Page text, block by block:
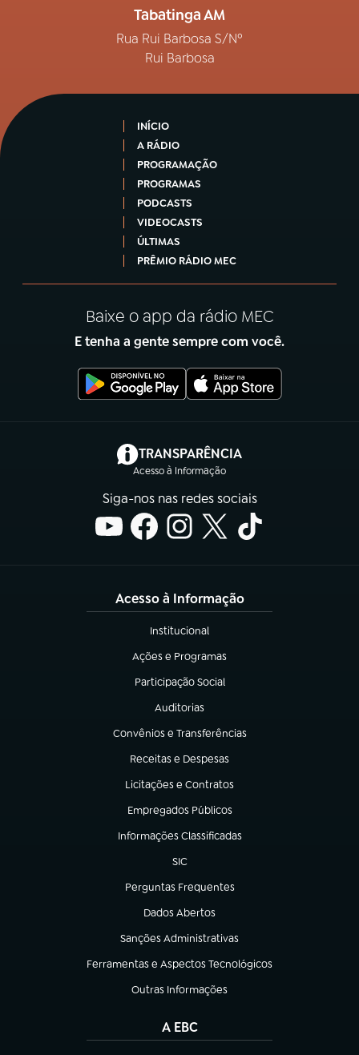
Tabatinga AM
Rua Rui Barbosa S/Nº
Rui Barbosa
INÍCIO
A RÁDIO
PROGRAMAÇÃO
PROGRAMAS
PODCASTS
VIDEOCASTS
ÚLTIMAS
PRÊMIO RÁDIO MEC
Baixe o app da rádio MEC
E tenha a gente sempre com você.
TRANSPARÊNCIA
Acesso à Informação
(abre em nova aba)
Siga-nos nas redes sociais
Acesso à Informação
Institucional
(abre em nova aba)
Ações e Programas
(abre em nova aba)
Participação Social
(abre em nova aba)
Auditorias
(abre em nova aba)
Convênios e Transferências
(abre em nova aba)
Receitas e Despesas
(abre em nova aba)
Licitações e Contratos
(abre em nova aba)
Empregados Públicos
(abre em nova aba)
Informações Classificadas
(abre em nova aba)
SIC
(abre em nova aba)
Perguntas Frequentes
(abre em nova aba)
Dados Abertos
(abre em nova aba)
Sanções Administrativas
(abre em nova aba)
Ferramentas e Aspectos Tecnológicos
(abre em nova aba)
Outras Informações
(abre em nova aba)
A EBC